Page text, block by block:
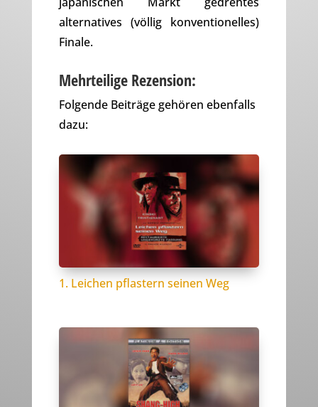
alternatives (völlig konventionelles)
Finale.
Mehrteilige Rezension:
Folgende Beiträge gehören ebenfalls
dazu:
1. Leichen pflastern seinen Weg